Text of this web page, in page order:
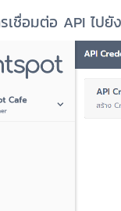
เชื่อมต่อ API ไป